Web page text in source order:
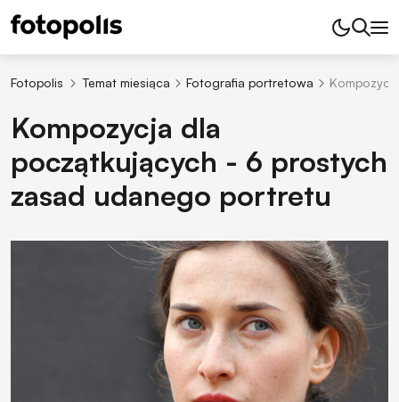
Fotopolis Temat miesiąca Fotografia portretowa
Kompozycja dla
początkujących - 6 prostych
zasad udanego portretu